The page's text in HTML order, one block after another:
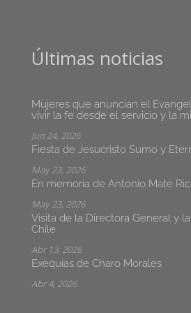
Últimas noticias
Mujeres que anuncian el
vivir la fe desde el servicio y la
Jun 24, 2026
Fiesta de Jesucristo Sumo y
May 23, 2026
En memoria de Antonio Mate
May 23, 2026
Visita de la Directora General y
Chile
Abr 13, 2026
Exequias de Charo Morales
Abr 4, 2026